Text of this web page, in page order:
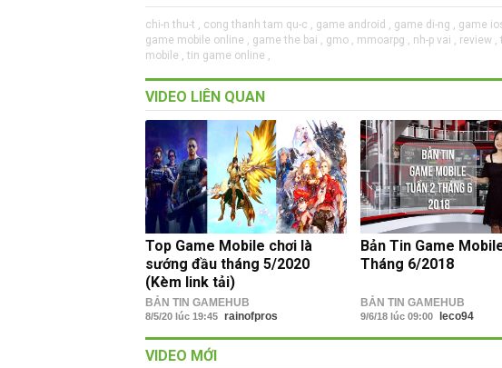
chi-n thu-t , cong thanh tam qu-c , game android , game di-ng , game
game mobile online , game the bai , gmo , mmoarpg , nh-p vai , review ,
mobile , tin game online ,
VIDEO LIÊN QUAN
Top Game Mobile chơi là
sướng đầu tháng 5/2020
(Kèm link tải)
BẢN TIN GAMEHUB
8/5/20 lúc 19:45 rainofpros
Bản Tin Game
Tháng 6/2018
BẢN TIN GAMEHUB
9/6/18 lúc 09:00 leco94
VIDEO MỚI